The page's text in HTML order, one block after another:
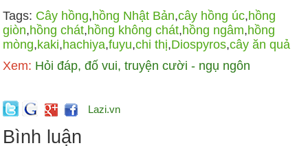
Tags: Cây hồng,hồng Nhật Bản,cây hồng úc,hồng
giòn,hồng chát,hồng không chát,hồng ngâm,hồng
mòng,kaki,hachiya,fuyu,chi thị,Diospyros,cây ăn quả
Xem: Hỏi đáp, đố vui, truyện cười - ngụ ngôn
Lazi.vn
Bình luận